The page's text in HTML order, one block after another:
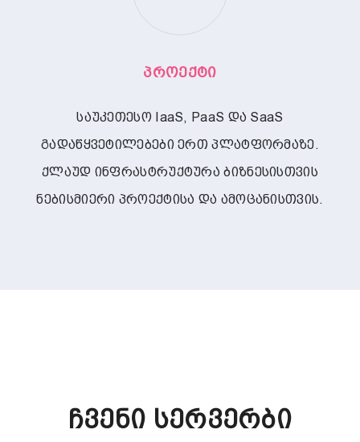
Პროექტი
საუკეთესო IaaS, PaaS და SaaS
გადაწყვეტილებები ერთ პლატფორმაზე.
ქლაუდ ინფრასტრუქტურა ბიზნესისთვის
ნებისმიერი პროექტისა და ამოცანისთვის.
Ჩვენი Სერვერბი